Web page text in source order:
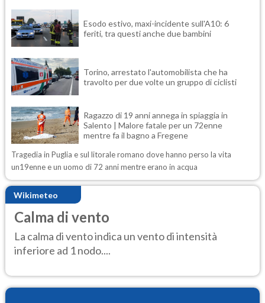
Esodo estivo, maxi-incidente sull'A10: 6
feriti, tra questi anche due bambini
Torino, arrestato l'automobilista che ha
travolto per due volte un gruppo di ciclisti
Ragazzo di 19 anni annega in spiaggia in
Salento | Malore fatale per un 72enne
mentre fa il bagno a Fregene
Tragedia in Puglia e sul litorale romano dove hanno perso la vita
un19enne e un uomo di 72 anni mentre erano in acqua
Wikimeteo
Calma di vento
La calma di vento indica un vento di intensità
inferiore ad 1 nodo....